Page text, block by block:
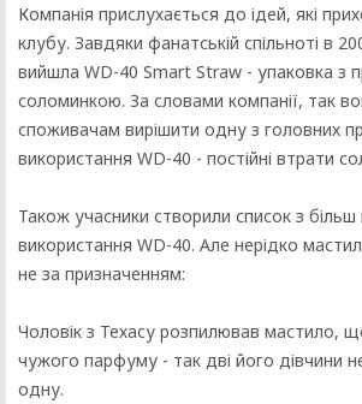
Компанія прислухається до ідей, які
клубу. Завдяки фанатській спільноті в
вийшла WD-40 Smart Straw - упаковка з
соломинкою. За словами компанії, так
споживачам вирішити одну з головних
використання WD-40 - постійні втрати
Також учасники створили список з більш
використання WD-40. Але нерідко
не за призначенням:
Чоловік з Техасу розпилював мастило,
чужого парфуму - так дві його дівчини
одну.